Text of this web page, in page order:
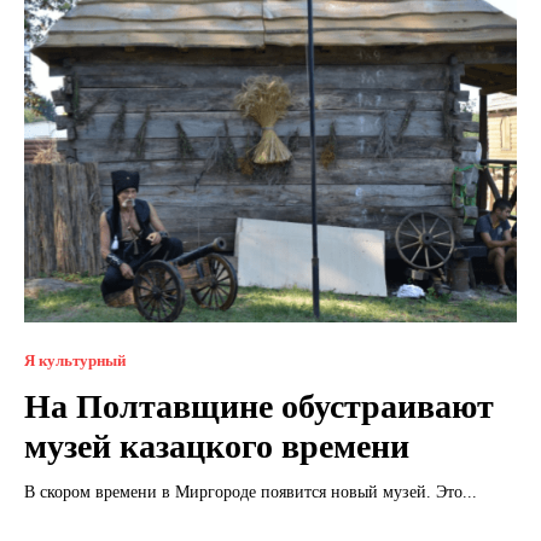
Я культурный
На Полтавщине обустраивают
музей казацкого времени
В скором времени в Миргороде появится новый музей. Это...